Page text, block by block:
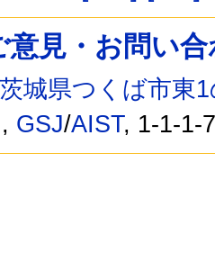
意見・お問い
茨城県つくば市東
, GSJ/AIST, 1-1-1-